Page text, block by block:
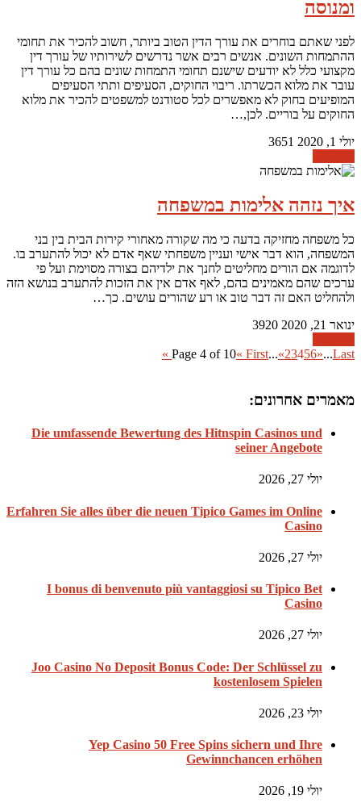
ומנוסה
לפני שאתם בוחרים את עורך הדין הטוב ביותר, חשוב להכיר את תחומי
ההתמחות השונים. אנשים רבים אשר נדרשים לשירותיו של עורך דין
מקצועי כלל לא יודעים שישנם תחומי התמחות שונים בהם כל עורך דין
עובר את מלוא הכשרתו. ריבוי החוקים, הסעיפים ותתי הסעיפים
המופיעים בחוק לא מאפשרים לכל סטודנט למשפטים להכיר את מלוא
החוקים על בוריים. לכן,…
יולי 1, 2020
איך נזהה אלימות במשפחה
כל משפחה מחזיקה בדעה כי מה שקורה מאחורי קירות הבית בין בני
המשפחה, הוא דבר אישי ועניין משפחתי שאף אדם לא יכול להתערב בו.
לדוגמה אם הורים מחליטים לחנך את ילדיהם בצורה מסוימת ועל פי
ערכים שהם מאמינים בהם, לאף אדם אין את הזכות להתערב בנושא הזה
ולהחליט האם זה דבר טוב או רע שהורים עושים. כך…
ינואר 21, 2020
Page 4 of 10« First...«23456»...Last »
מאמרים אחרונים:
Die umfassende Bewertung des Hitnspin Casinos und
seiner Angebote
יולי 27, 2026
Erfahren Sie alles über die neuen Tipico Games im Online
Casino
יולי 27, 2026
I bonus di benvenuto più vantaggiosi su Tipico Bet
Casino
יולי 27, 2026
Joo Casino No Deposit Bonus Code: Der Schlüssel zu
kostenlosem Spielen
יולי 23, 2026
Yep Casino 50 Free Spins sichern und Ihre
Gewinnchancen erhöhen
יולי 19, 2026